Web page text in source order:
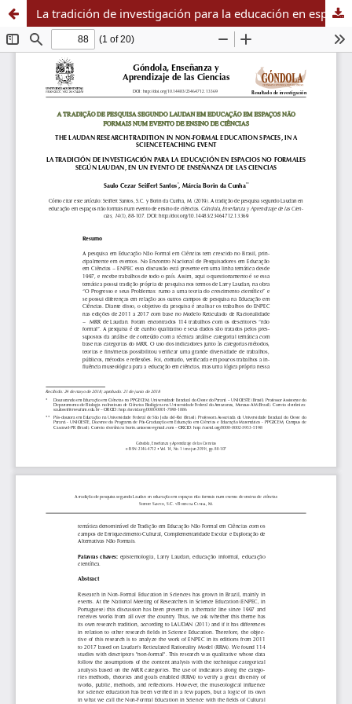
La tradición de investigación para la educación en espacios no formales según Laudan, en un evento de enseñanza de las ciencias